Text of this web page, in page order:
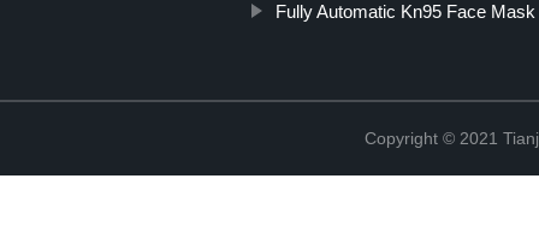
Fully Automatic Kn95 Face
Copyright © 2021